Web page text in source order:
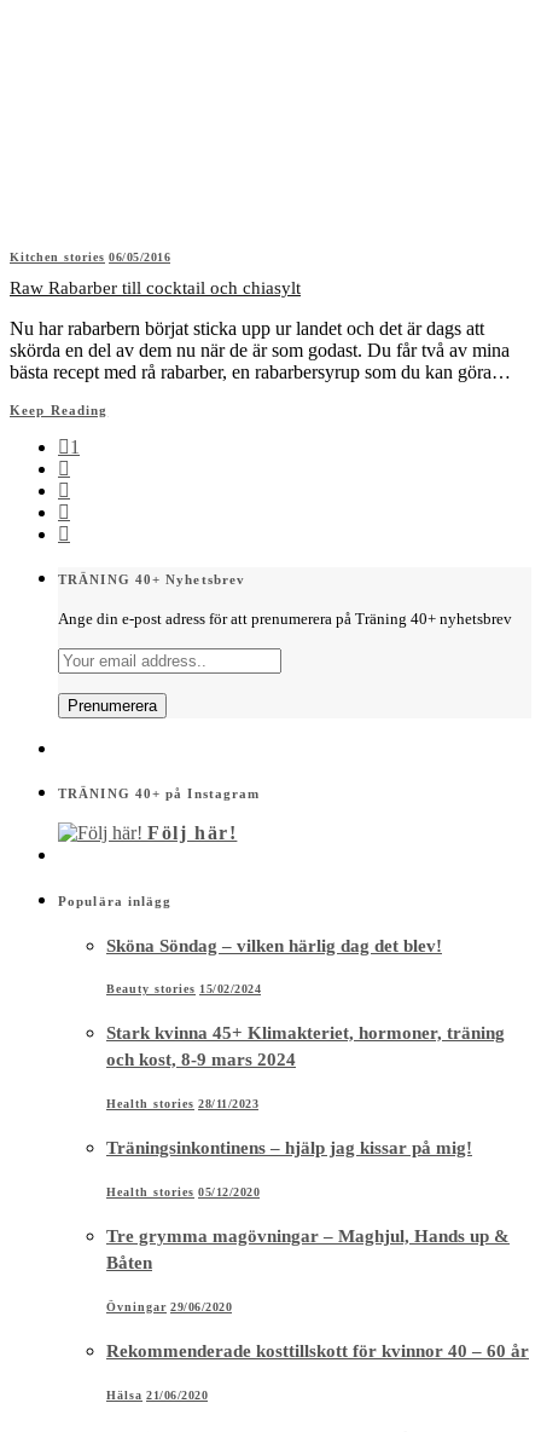
Kitchen stories 06/05/2016
Raw Rabarber till cocktail och chiasylt
Nu har rabarbern börjat sticka upp ur landet och det är dags att
skörda en del av dem nu när de är som godast. Du får två av mina
bästa recept med rå rabarber, en rabarbersyrup som du kan göra…
Keep Reading
1
TRÄNING 40+ Nyhetsbrev
Ange din e-post adress för att prenumerera på Träning 40+ nyhetsbrev
TRÄNING 40+ på Instagram
Följ här!
Populära inlägg
Sköna Söndag – vilken härlig dag det blev!
Beauty stories 15/02/2024
Stark kvinna 45+ Klimakteriet, hormoner, träning
och kost, 8-9 mars 2024
Health stories 28/11/2023
Träningsinkontinens – hjälp jag kissar på mig!
Health stories 05/12/2020
Tre grymma magövningar – Maghjul, Hands up &
Båten
Övningar 29/06/2020
Rekommenderade kosttillskott för kvinnor 40 – 60 år
Hälsa 21/06/2020